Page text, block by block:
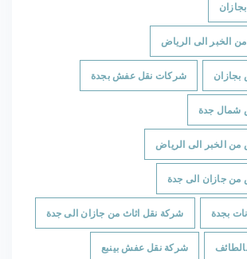
الخبر الى الرياض
شركات نقل عفش بجدة
شمال جدة
الخبر الى الرياض
جازان الى جدة
بجدة شركة نقل اثاث من جازان الى جدة
شركة نقل عفش بينبع